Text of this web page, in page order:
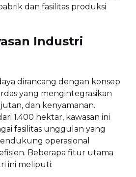
dan fasilitas produksi
Industri
dirancang dengan konsep
yang mengintegrasikan
dan kenyamanan.
1.400 hektar, kawasan ini
fasilitas unggulan yang
operasional
Beberapa fitur utama
ini meliputi: